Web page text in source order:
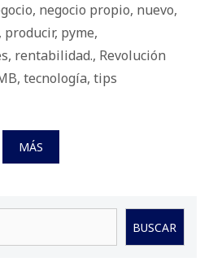
, negocio propio, nuevo,
, producir, pyme,
, rentabilidad., Revolución
, tecnología, tips
MÁS
BUSCAR